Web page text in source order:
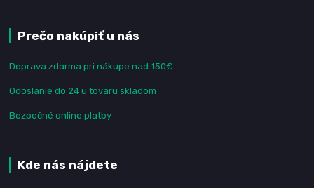
Prečo nakúpiť u nás
Doprava zdarma pri nákupe nad 150€
Odoslanie do 24 u tovaru skladom
Bezpečné online platby
Kde nás nájdete